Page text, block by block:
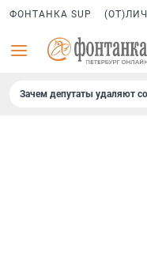
ФОНТАНКА SUP
Зачем депутаты удаляют